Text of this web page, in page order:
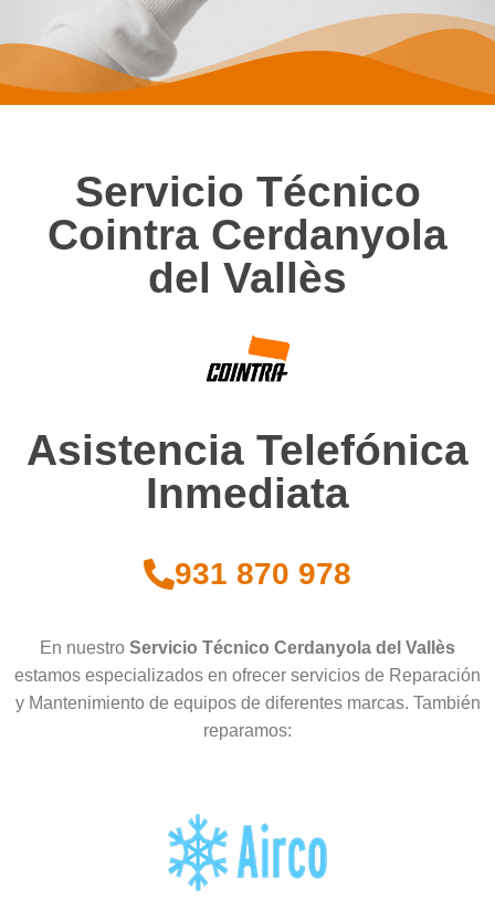
Servicio Técnico
Cointra Cerdanyola
del Vallès
Asistencia Telefónica
Inmediata
931 870 978
En nuestro Servicio Técnico Cerdanyola del Vallès
estamos especializados en ofrecer servicios de Reparación
y Mantenimiento de equipos de diferentes marcas. También
reparamos: